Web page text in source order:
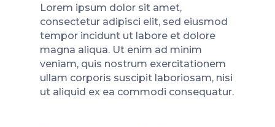
Lorem ipsum dolor sit amet,
consectetur adipisci elit, sed eiusmod
tempor incidunt ut labore et dolore
magna aliqua. Ut enim ad minim
veniam, quis nostrum exercitationem
ullam corporis suscipit laboriosam, nisi
ut aliquid ex ea commodi consequatur.